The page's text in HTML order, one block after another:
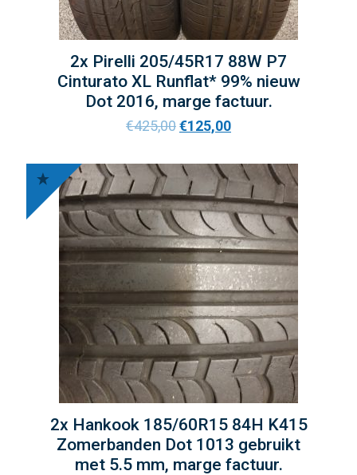
2x Pirelli 205/45R17 88W P7
Cinturato XL Runflat* 99% nieuw
Dot 2016, marge factuur.
€425,00€125,00
2x Hankook 185/60R15 84H K415
Zomerbanden Dot 1013 gebruikt
met 5.5 mm, marge factuur.